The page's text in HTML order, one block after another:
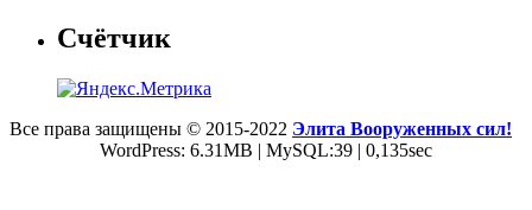
Счётчик
Все права защищены © 2015-2022 Элита Вооруженных сил!
WordPress: 6.31MB | MySQL:39 | 0,135sec